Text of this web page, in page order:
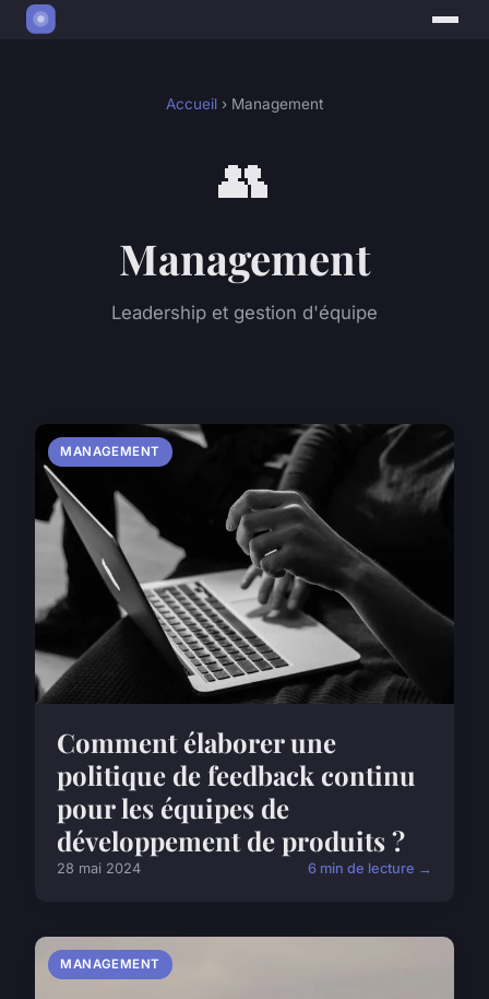
Accueil › Management
👥
Management
Leadership et gestion d'équipe
MANAGEMENT
Comment élaborer une
politique de feedback continu
pour les équipes de
développement de produits ?
28 mai 2024 6 min de lecture →
MANAGEMENT